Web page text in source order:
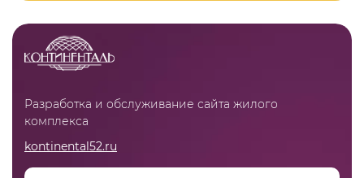
Разработка и обслуживание сайта жилого
комплекса
kontinental52.ru